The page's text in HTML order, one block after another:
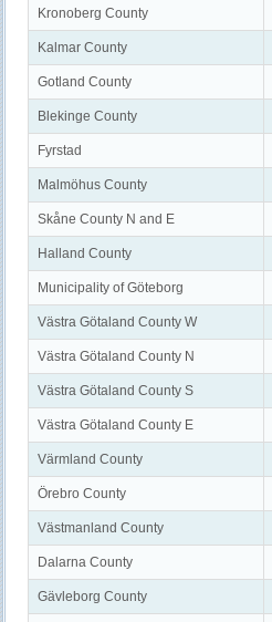
Kronoberg County
Kalmar County
Gotland County
Blekinge County
Fyrstad
Malmöhus County
Skåne County N and E
Halland County
Municipality of Göteborg
Västra Götaland County W
Västra Götaland County N
Västra Götaland County S
Västra Götaland County E
Värmland County
Örebro County
Västmanland County
Dalarna County
Gävleborg County